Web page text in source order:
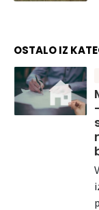
OSTALO IZ